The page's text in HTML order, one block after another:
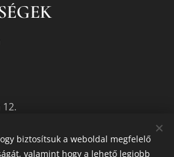
biztosítsuk a weboldal megfelelő
valamint hogy a lehető legjobb